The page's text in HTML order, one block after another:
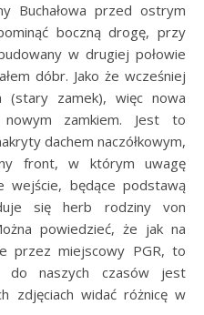
boczną drogę, przy
w drugiej połowie
dóbr. Jako że wcześniej
(stary zamek), więc nowa
nowym zamkiem. Jest to
dachem naczółkowym,
front, w którym uwagę
wejście, będące podstawą
się herb rodziny von
powiedzieć, że jak na
przez miejscowy PGR, to
naszych czasów jest
zdjęciach widać różnicę w